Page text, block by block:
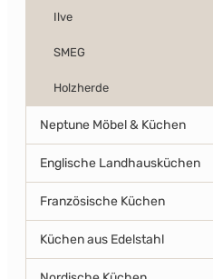
Ilve
SMEG
Holzherde
Neptune Möbel & Küchen
Englische Landhausküchen
Französische Küchen
Küchen aus Edelstahl